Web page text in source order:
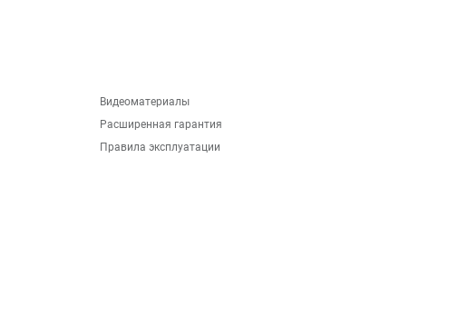
Видеоматериалы
Расширенная гарантия
Правила эксплуатации